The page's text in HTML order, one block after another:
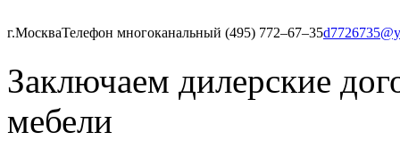
г.МоскваТелефон многоканальный (495) 772‒67‒35
Заключаем дилерские
мебели